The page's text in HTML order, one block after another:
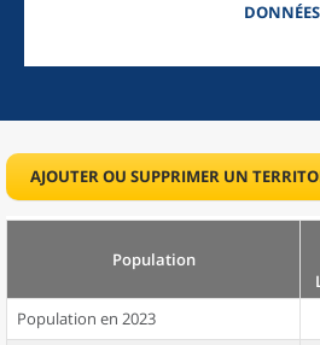
AJOUTER OU SUPPRIMER UN
Population
Population en 2023